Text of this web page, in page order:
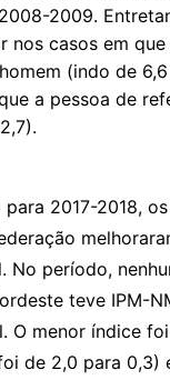
2009.
nos casos em
(indo de
a pessoa de
2017-2018,
No período,
teve IPM-
O menor índice
de 2,0 para 0,3)